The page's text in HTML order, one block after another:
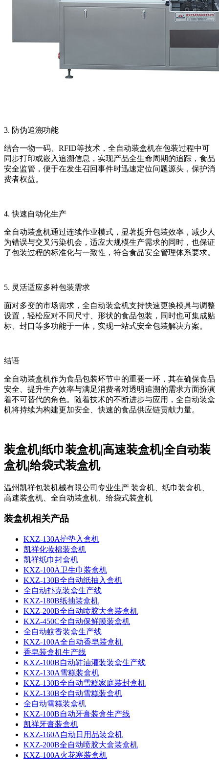
3. 防伪追溯功能
结合一物一码、RFID等技术，全自动装盒机在包装过程中可
同步打印或嵌入追溯信息，实现产品全生命周期的追踪，食品
安全监管，便于在发生召回事件时迅速定位问题源头，保护消
费者权益。
4. 快速自动化生产
全自动装盒机通过连续作业模式，显著提升包装效率，减少人
为错误与交叉污染机会，适应大规模生产需求的同时，也保证
了包装过程的标准化与一致性，符合食品安全管理体系要求。
5. 灵活适应多种包装需求
面对多变的市场需求，全自动装盒机支持快速更换模具与调整
设置，轻松应对不同尺寸、形状的食品包装，同时也可集成贴
标、封口等多功能于一体，实现一站式安全包装解决方案。
结语
全自动装盒机作为食品包装环节中的重要一环，其在确保食品
安全、提升生产效率与满足消费者对透明追溯的需求方面扮演
着不可替代的角色。随着技术的不断进步与应用，全自动装盒
机将持续为构建更加安全、快速的食品供应链贡献力量。
装盒机|纸巾装盒机|高速装盒机|全自动装
盒机|给袋式装盒机
温州凯祥包装机械有限公司专业生产 装盒机、纸巾装盒机、
高速装盒机、全自动装盒机、给袋式装盒机
装盒机相关产品
KXZ-130A护垫入盒机
凯祥化妆棉装盒机
凯祥纸巾封盒机
KXZ-100A卫生巾装盒机
KXZ-130B全自动纸抽入盒机
全自动扑克装盒生产线
KXZ-180B纸抽装盒机
KXZ-200B全自动喷胶大盒装盒机
KXZ-450C全自动保鲜膜装盒机
全自动蚊香装盒生产线
KXZ-100A全自动香皂装盒机
香皂装盒机生产线
KXZ-100B自动鞋油灌装装盒生产线
KXZ-130A雪糕装盒机
KXZ-130B全自动雪糕家庭装封盒机
KXZ-130B全自动雪糕装盒机
全自动雪糕装盒机
KXZ-100B自动牙膏装盒生产线
凯祥牙膏装盒机
KXZ-160A自动日用品装盒机
KXZ-200B全自动喷胶大盒装盒机
KXZ-100A火花塞装盒机